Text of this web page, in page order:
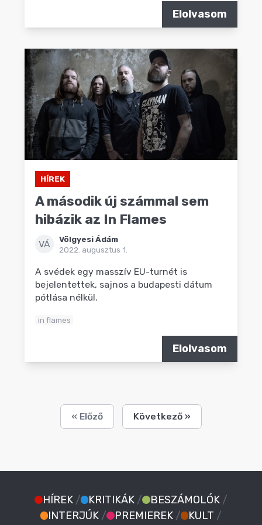
Elolvasom
HÍREK
A második új számmal sem
hibázik az In Flames
VÁ
Völgyesi Ádám
2022. augusztus 1.
A svédek egy masszív EU-turnét is
bejelentettek, sajnos a budapesti dátum
pótlása nélkül.
in flames
Elolvasom
« Előző Következő »
HÍREK / KRITIKÁK / BESZÁMOLÓK /
INTERJÚK / PREMIEREK / KULT /